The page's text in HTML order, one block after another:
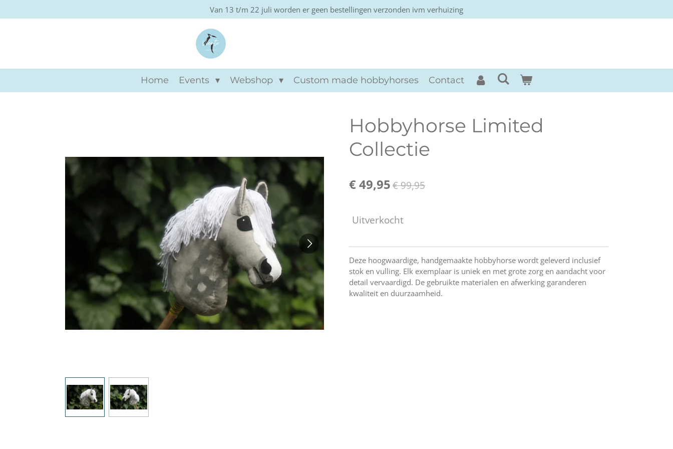
direct
Van 13 t/m 22 juli worden er geen bestellingen verzonden ivm verhuizing
Home Events Webshop Custom made hobbyhorses Contact
Hobbyhorse Limited
Collectie
€ 49,95€ 99,95
Uitverkocht
Deze hoogwaardige, handgemaakte hobbyhorse wordt geleverd inclusief
stok en vulling. Elk exemplaar is uniek en met grote zorg en aandacht voor
detail vervaardigd. De gebruikte materialen en afwerking garanderen
kwaliteit en duurzaamheid.